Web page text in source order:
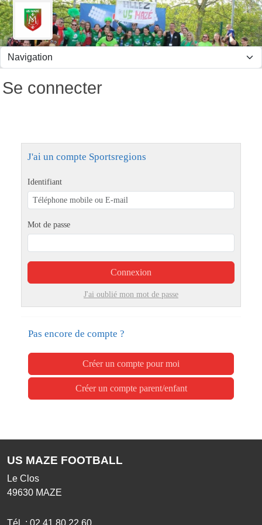
Se connecter
J'ai un compte Sportsregions
Identifiant
Mot de passe
Connexion
J'ai oublié mon mot de passe
Pas encore de compte ?
Créer un compte pour moi
Créer un compte parent/enfant
US MAZE FOOTBALL
Le Clos
49630 MAZE
Tél. : 02 41 80 22 60
Panneau de gestion des cookies